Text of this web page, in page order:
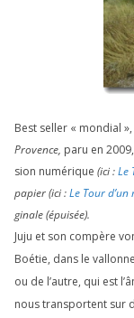
Best sel­ler « mon­dial »,
Provence, paru en 2009
sion numé­rique (ici :Le
papier (ici :Le Tour
gi­nale (épui­sée).
Juju et son com­père
Boétie, dans le
ou de l’autre, qui est
nous trans­portent sur